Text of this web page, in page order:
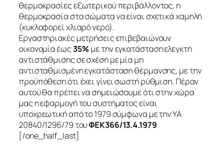
θερμοκρασίες εξωτερικού περιβάλλοντος, η
θερμοκρασία στα σώματα να είναι σχετικά χαμηλή
(κυκλοφορεί χλιαρό νερό).
Εργαστηριακές μετρήσεις επιβεβαιώνουν
οικονομία έως35% με την εγκατάσταση ελεγκτή
αντιστάθμισης σε σχέση με μία μη
αντισταθμισμένη εγκατάσταση θέρμανσης, με την
προϋπόθεση ότι έχει γίνει σωστή ρύθμιση. Πέραν
αυτού θα πρέπει να σημειώσουμε ότι στην χώρα
μας η εφαρμογή του συστήματος είναι
υποχρεωτική από το 1979 σύμφωνα με την ΥΑ
20840/1296/79 τουΦΕΚ366/13.4.1979
[/one_half_last]